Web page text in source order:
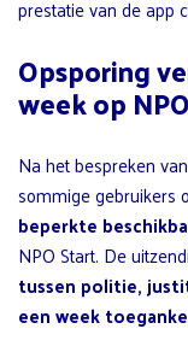
prestatie van de app
Opsporing
week op
Na het bespreken
sommige gebruikers
beperkte
NPO Start. De
tussen politie,
een week